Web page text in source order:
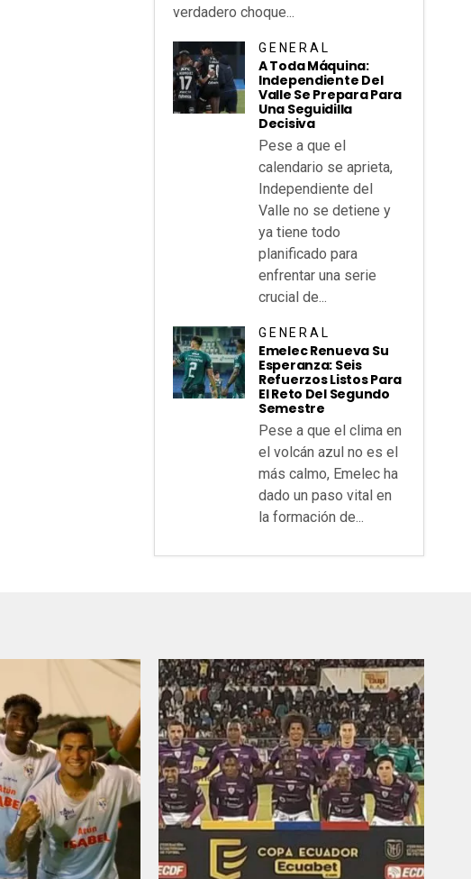
verdadero choque...
GENERAL
A Toda Máquina:
Independiente Del
Valle Se Prepara Para
Una Seguidilla
Decisiva
Pese a que el
calendario se aprieta,
Independiente del
Valle no se detiene y
ya tiene todo
planificado para
enfrentar una serie
crucial de...
GENERAL
Emelec Renueva Su
Esperanza: Seis
Refuerzos Listos Para
El Reto Del Segundo
Semestre
Pese a que el clima en
el volcán azul no es el
más calmo, Emelec ha
dado un paso vital en
la formación de...